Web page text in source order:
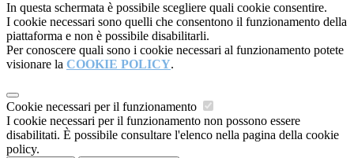
In questa schermata è possibile scegliere quali cookie consentire.
I cookie necessari sono quelli che consentono il funzionamento della
piattaforma e non è possibile disabilitarli.
Per conoscere quali sono i cookie necessari al funzionamento potete
visionare la COOKIE POLICY.
Cookie necessari per il funzionamento
I cookie necessari per il funzionamento non possono essere
disabilitati. È possibile consultare l'elenco nella pagina della cookie
policy.